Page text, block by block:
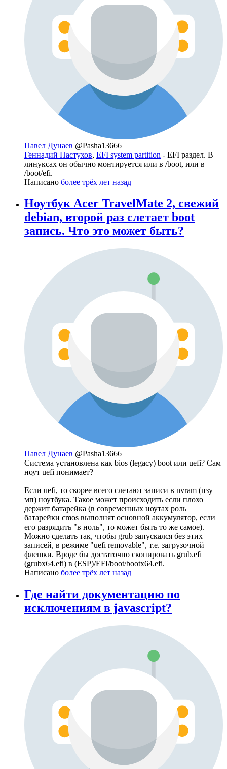
Павел Дунаев @Pasha13666
Геннадий Пастухов, EFI system partition - EFI раздел. В
линуксах он обычно монтируется или в /boot, или в
/boot/efi.
Написано более трёх лет назад
Ноутбук Acer TravelMate 2, свежий
debian, второй раз слетает boot
запись. Что это может быть?
Павел Дунаев @Pasha13666
Система установлена как bios (legacy) boot или uefi? Сам
ноут uefi понимает?
Если uefi, то скорее всего слетают записи в nvram (пзу
мп) ноутбука. Такое может происходить если плохо
держит батарейка (в современных ноутах роль
батарейки cmos выполнят основной аккумулятор, если
его разрядить "в ноль", то может быть то же самое).
Можно сделать так, чтобы grub запускался без этих
записей, в режиме "uefi removable", т.е. загрузочной
флешки. Вроде бы достаточно скопировать grub.efi
(grubx64.efi) в (ESP)/EFI/boot/bootx64.efi.
Написано более трёх лет назад
Где найти документацию по
исключениям в javascript?